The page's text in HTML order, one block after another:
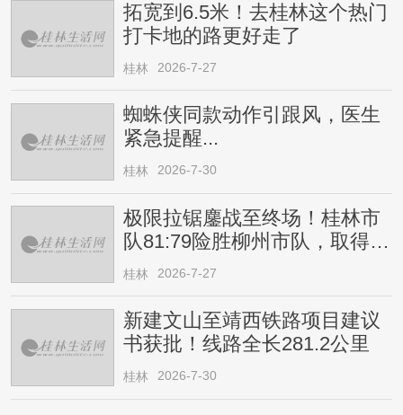
拓宽到6.5米！去桂林这个热门
打卡地的路更好走了
桂林 2026-7-27
蜘蛛侠同款动作引跟风，医生
紧急提醒...
桂林 2026-7-30
极限拉锯鏖战至终场！桂林市
队81:79险胜柳州市队，取得四
连胜
桂林 2026-7-27
新建文山至靖西铁路项目建议
书获批！线路全长281.2公里
桂林 2026-7-30